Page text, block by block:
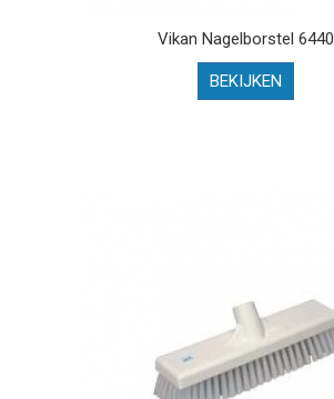
Vikan Nagelborstel 6440
BEKIJKEN